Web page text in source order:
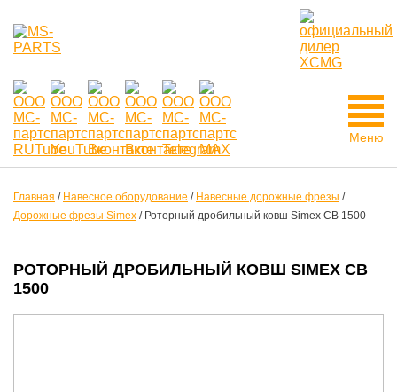
Меню
Главная / Навесное оборудование / Навесные дорожные фрезы /
Дорожные фрезы Simex / Роторный дробильный ковш Simex CB 1500
РОТОРНЫЙ ДРОБИЛЬНЫЙ КОВШ SIMEX CB
1500